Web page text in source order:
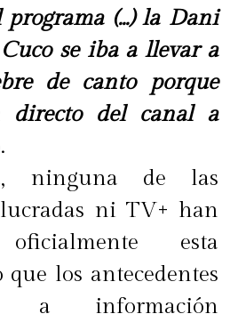
(...) la Dani
se iba a llevar a
de canto porque
directo del canal a
ninguna de las
ni TV+ han
esta
los antecedentes
a información